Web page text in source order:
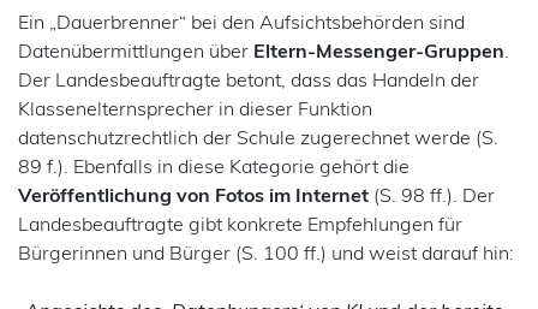
Melderegister
Registermodernisierung
RFID
Schule
Zertifizierung 17 57 117
Ein „Dauerbrenner“ bei den Aufsichtsbehörden sind
Datenübermittlungen über Eltern-Messenger-Gruppen
Der Landesbeauftragte betont, dass das Handeln der
Klassenelternsprecher in dieser Funktion
datenschutzrechtlich der Schule zugerechnet werde (S.
89 f.). Ebenfalls in diese Kategorie gehört die
Veröffentlichung von Fotos im Internet (S. 98 ff.). Der
Landesbeauftragte gibt konkrete Empfehlungen für
Bürgerinnen und Bürger (S. 100 ff.) und weist darauf hin: